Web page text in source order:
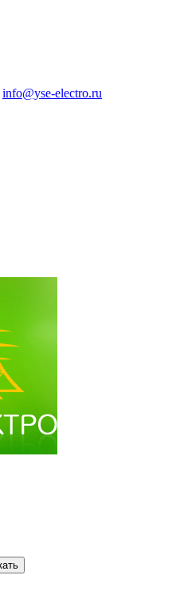
info@yse-electro.ru